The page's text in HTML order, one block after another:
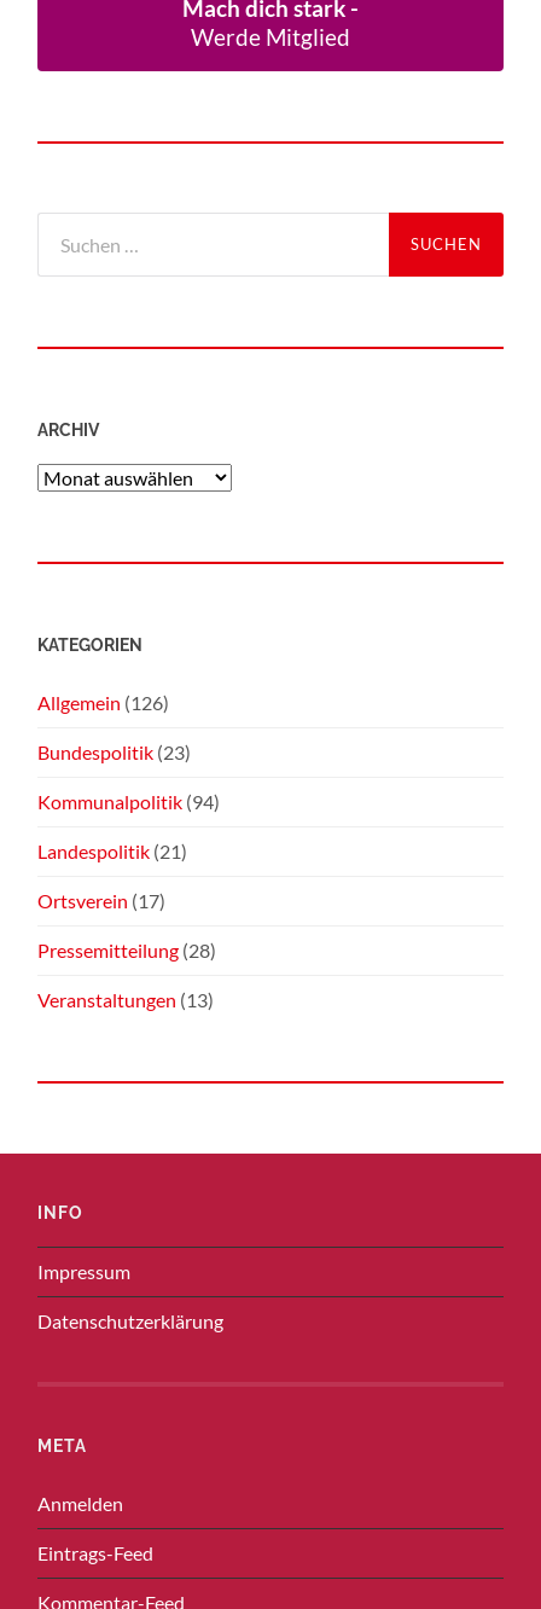
Mach dich stark -
Werde Mitglied
ARCHIV
KATEGORIEN
Allgemein (126)
Bundespolitik (23)
Kommunalpolitik (94)
Landespolitik (21)
Ortsverein (17)
Pressemitteilung (28)
Veranstaltungen (13)
INFO
Impressum
Datenschutzerklärung
META
Anmelden
Eintrags-Feed
Kommentar-Feed